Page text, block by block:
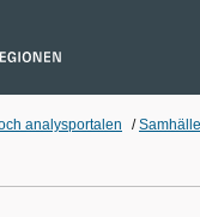
analysportalen /